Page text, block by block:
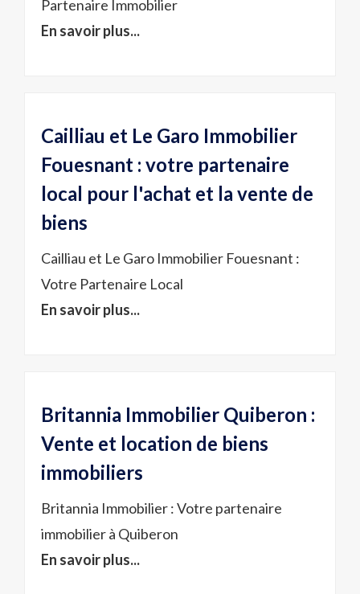
Partenaire Immobilier
En savoir plus...
Cailliau et Le Garo Immobilier
Fouesnant : votre partenaire
local pour l'achat et la vente de
biens
Cailliau et Le Garo Immobilier Fouesnant :
Votre Partenaire Local
En savoir plus...
Britannia Immobilier Quiberon :
Vente et location de biens
immobiliers
Britannia Immobilier : Votre partenaire
immobilier à Quiberon
En savoir plus...